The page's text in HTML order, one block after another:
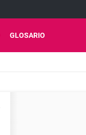
GLOSARIO